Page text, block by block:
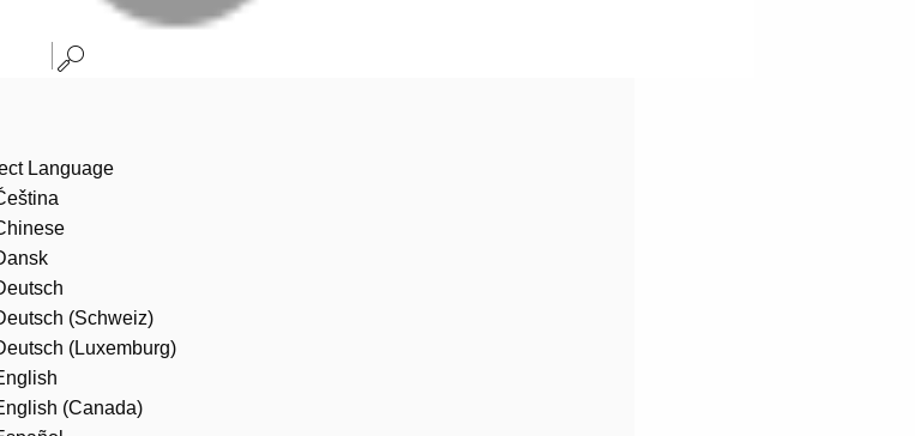
Language
(Schweiz)
(Luxemburg)
(Canada)